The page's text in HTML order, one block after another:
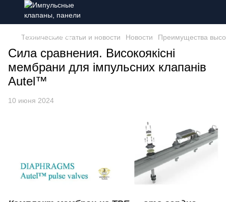
Технические статьи и новости Новости Преимущества
Сила сравнения. Високоякісні
мембрани для імпульсних клапанів
Autel™
10 июня 2024